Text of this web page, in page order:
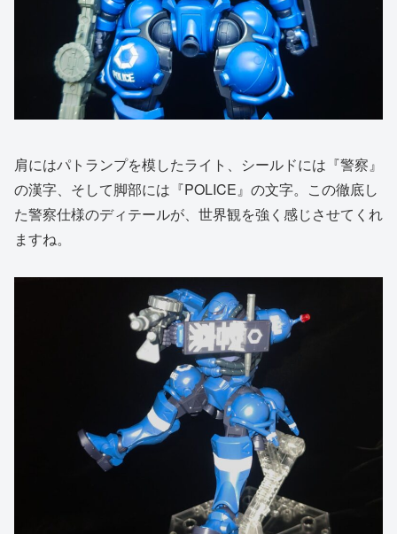
肩にはパトランプを模したライト、シールドには『警察』
の漢字、そして脚部には『POLICE』の文字。この徹底し
た警察仕様のディテールが、世界観を強く感じさせてくれ
ますね。